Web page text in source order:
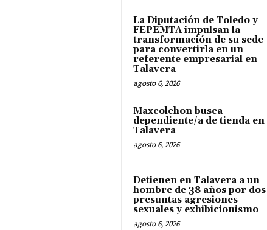
La Diputación de Toledo y
FEPEMTA impulsan la
transformación de su sede
para convertirla en un
referente empresarial en
Talavera
agosto 6, 2026
Maxcolchon busca
dependiente/a de tienda en
Talavera
agosto 6, 2026
Detienen en Talavera a un
hombre de 38 años por dos
presuntas agresiones
sexuales y exhibicionismo
agosto 6, 2026